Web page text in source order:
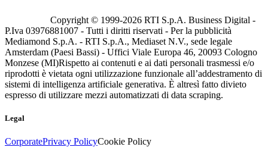
Copyright © 1999-2026 RTI S.p.A. Business Digital -
P.Iva 03976881007 - Tutti i diritti riservati - Per la pubblicità
Mediamond S.p.A. - RTI S.p.A., Mediaset N.V., sede legale
Amsterdam (Paesi Bassi) - Uffici Viale Europa 46, 20093 Cologno
Monzese (MI)Rispetto ai contenuti e ai dati personali trasmessi e/o
riprodotti è vietata ogni utilizzazione funzionale all’addestramento di
sistemi di intelligenza artificiale generativa. È altresì fatto divieto
espresso di utilizzare mezzi automatizzati di data scraping.
Legal
CorporatePrivacy PolicyCookie Policy